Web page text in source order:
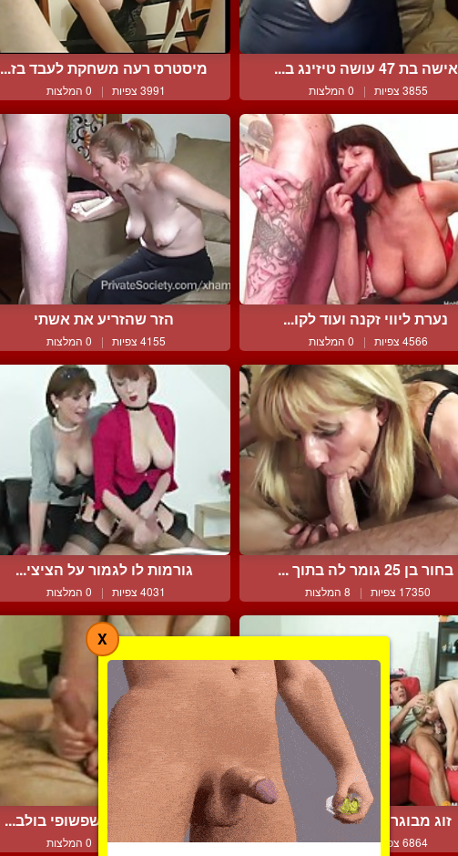
אישה בת 47 עושה טיזינג ב...
3855 צפיות | 0 המלצות
מיסטרס רעה משחקת לעבד בז...
3991 צפיות | 0 המלצות
נערת ליווי זקנה ועוד לקו...
4566 צפיות | 0 המלצות
הזר שהזריע את אשתי
4155 צפיות | 0 המלצות
בחור בן 25 גומר לה בתוך ...
17350 צפיות | 8 המלצות
גורמות לו לגמור על הציצי...
4031 צפיות | 0 המלצות
זוג מבוגר מפתה זוג נשוי ...
6864 צפיות | 1 המלצות
לקט מטריף של שפשופי בולב...
5405 צפיות | 0 המלצות
X